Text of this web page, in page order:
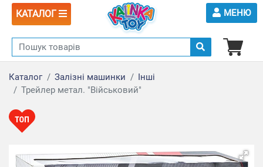
КАТАЛОГ МЕНЮ
Каталог Залізні машинки
Інші
Трейлер метал. "Військовий"